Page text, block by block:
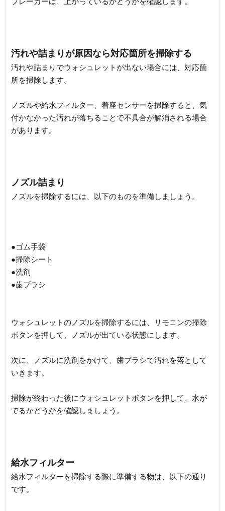
汚れや詰まりが原因なら対応箇所を掃除する
汚れや詰まりでウォシュレットが出ない場合には、対応箇
所を掃除します。
ノズルや給水フィルター、着座センサーを掃除すると、気
付かなかった汚れが落ちることで不具合が解消される場合
があります。
ノズル詰まり
ノズルを掃除するには、以下のものを準備しましょう。
●ゴム手袋
●掃除シート
●洗剤
●歯ブラシ
ウォシュレットのノズルを掃除するには、リモコンの掃除
ボタンを押して、ノズルが出ている状態にします。
次に、ノズルに洗剤をかけて、歯ブラシで汚れを落として
いきます。
掃除が終わった後にウォシュレットボタンを押して、水が
でるかどうかを確認しましょう。
給水フィルター
給水フィルターを掃除する際に準備する物は、以下の通り
です。